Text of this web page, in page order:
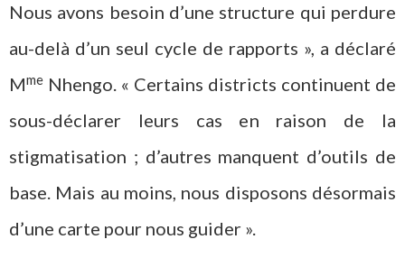
Nous avons besoin d’une structure qui perdure
au-delà d’un seul cycle de rapports », a déclaré
Mme Nhengo. « Certains districts continuent de
sous-déclarer leurs cas en raison de la
stigmatisation ; d’autres manquent d’outils de
base. Mais au moins, nous disposons désormais
d’une carte pour nous guider ».